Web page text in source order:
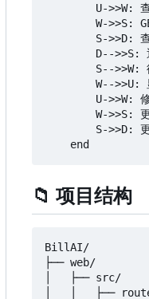
U->>W:
W->>S:
S->>D:
D-->>S:
S-->>W:
W-->>U:
U->>W:
W->>S:
S->>D:
📁 项目结构
BillAI/
├── web/
│   ├── src/
│   │   ├──